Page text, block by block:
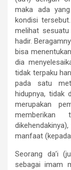
maka ada
kondisi
melihat
hadir.
bisa
dia
tidak terpaku
pada satu
hidupnya, tidak
merupakan
memberikan
manfaat
Seorang da’i
sebagai imam